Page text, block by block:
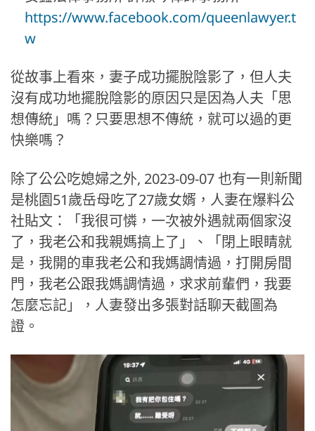
https://www.facebook.com/queenlawyer.t
w
從故事上看來，妻子成功擺脫陰影了，但人夫
沒有成功地擺脫陰影的原因只是因為人夫「思
想傳統」嗎？只要思想不傳統，就可以過的更
快樂嗎？
除了公公吃媳婦之外, 2023-09-07 也有一則新聞
是桃園51歲岳母吃了27歲女婿，人妻在爆料公
社貼文：「我很可憐，一次被外遇就兩個家沒
了，我老公和我親媽搞上了」、「閉上眼睛就
是，我開的車我老公和我媽調情過，打開房間
門，我老公跟我媽調情過，求求前輩們，我要
怎麼忘記」，人妻發出多張對話聊天截圖為
證。